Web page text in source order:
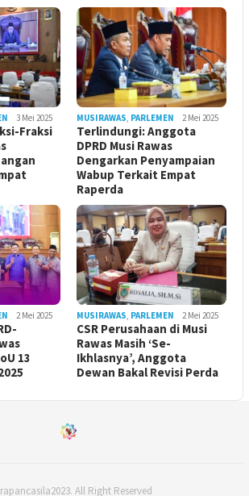
3 Mei 2025
Fraksi
MUSIRAWAS PARLEMEN 2 Mei 2025
Terlindungi: Anggota
DPRD Musi Rawas
Dengarkan Penyampaian
Wabup Terkait Empat
Raperda
2 Mei 2025
13
MUSIRAWAS PARLEMEN 2 Mei 2025
CSR Perusahaan di Musi
Rawas Masih ‘Se-
Ikhlasnya’, Anggota
Dewan Bakal Revisi Perda ‎
All Right Reserved